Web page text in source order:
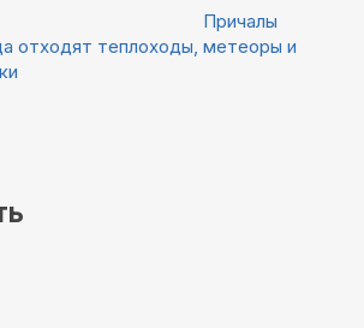
Причалы
отходят теплоходы, метеоры и